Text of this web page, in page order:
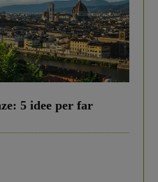
5 idee per far